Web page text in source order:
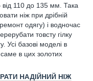
110 до 135 мм. Така
ніж при дрібній
одягу) і водночас
товсту гілку
Усі базові моделі в
в цих золотих
НАДІЙНИЙ НІЖ